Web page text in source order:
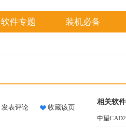
软件专题 装机必备
发表评论 收藏该页
相关软件
中望